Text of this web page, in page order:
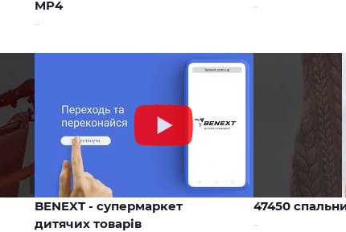
MP4
00:44
BENEXT - супермаркет
дитячих товарів
47450